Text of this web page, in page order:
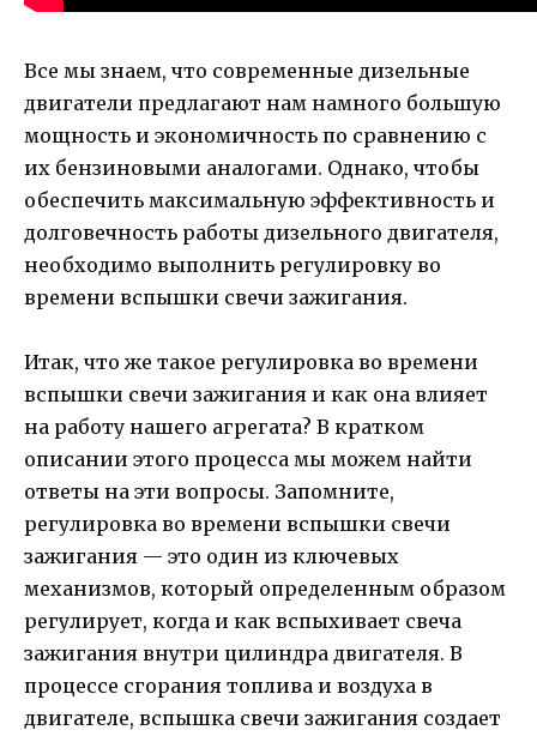
Все мы знаем, что современные дизельные
двигатели предлагают нам намного большую
мощность и экономичность по сравнению с
их бензиновыми аналогами. Однако, чтобы
обеспечить максимальную эффективность и
долговечность работы дизельного двигателя,
необходимо выполнить регулировку во
времени вспышки свечи зажигания.
Итак, что же такое регулировка во времени
вспышки свечи зажигания и как она влияет
на работу нашего агрегата? В кратком
описании этого процесса мы можем найти
ответы на эти вопросы. Запомните,
регулировка во времени вспышки свечи
зажигания — это один из ключевых
механизмов, который определенным образом
регулирует, когда и как вспыхивает свеча
зажигания внутри цилиндра двигателя. В
процессе сгорания топлива и воздуха в
двигателе, вспышка свечи зажигания создает